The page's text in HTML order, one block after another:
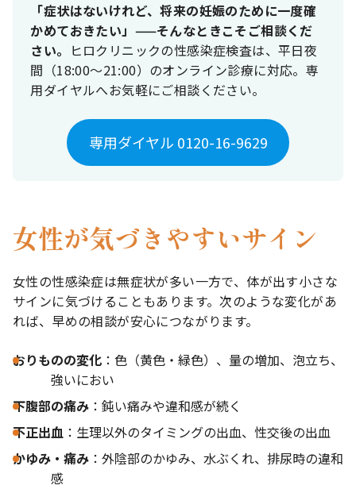
「症状はないけれど、将来の妊娠のために一度確
かめておきたい」——そんなときこそご相談くだ
さい。 ヒロクリニックの性感染症検査は、平日夜
間（18:00〜21:00）のオンライン診療に対応。専
用ダイヤルへお気軽にご相談ください。
専用ダイヤル 0120-16-9629
女性が気づきやすいサイン
女性の性感染症は無症状が多い一方で、体が出す小さな
サインに気づけることもあります。次のような変化があ
れば、早めの相談が安心につながります。
おりものの変化 ：色（黄色・緑色）、量の増加、泡立ち、
強いにおい
下腹部の痛み ：鈍い痛みや違和感が続く
不正出血 ：生理以外のタイミングの出血、性交後の出血
かゆみ・痛み ：外陰部のかゆみ、水ぶくれ、排尿時の違和
感